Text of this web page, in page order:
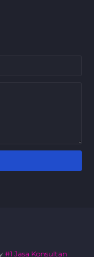
#1 Jasa Konsultan